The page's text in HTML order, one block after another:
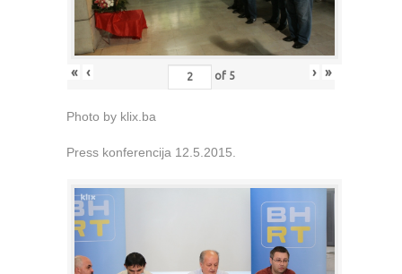
« ‹ of 5 › »
Photo by klix.ba
Press konferencija 12.5.2015.